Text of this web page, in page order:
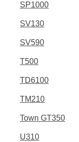
SP1000
SV130
SV590
T500
TD6100
TM210
Town GT350
U310